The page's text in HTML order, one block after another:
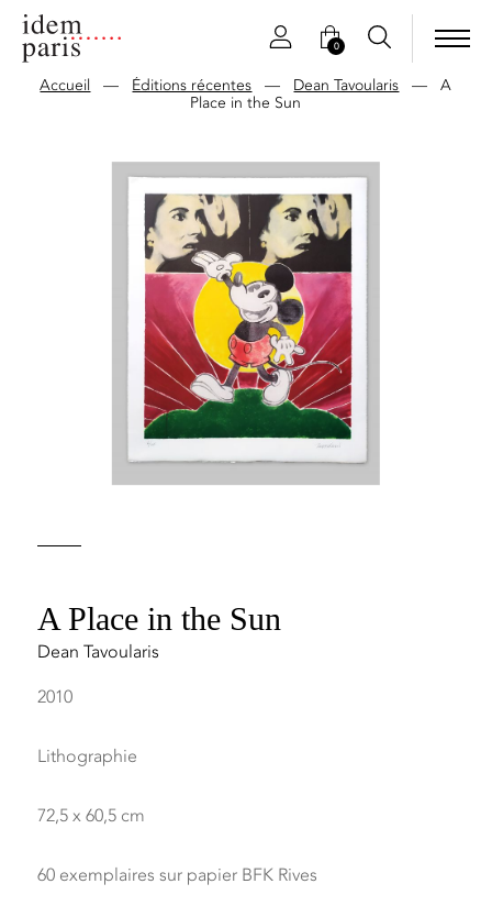
0
Accueil — Éditions récentes — Dean Tavoularis —A
Place in the Sun
A Place in the Sun
Dean Tavoularis
2010
Lithographie
72,5 x 60,5 cm
60 exemplaires sur papier BFK Rives